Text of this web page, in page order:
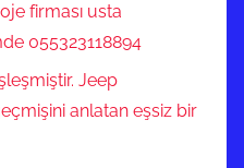
firması usta
055323118894
Jeep
anlatan eşsiz bir